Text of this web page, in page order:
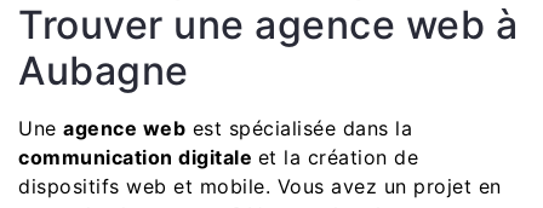
Trouver une agence web à
Aubagne
Une agence web est spécialisée dans la
communication digitale et la création de
dispositifs web et mobile. Vous avez un projet en